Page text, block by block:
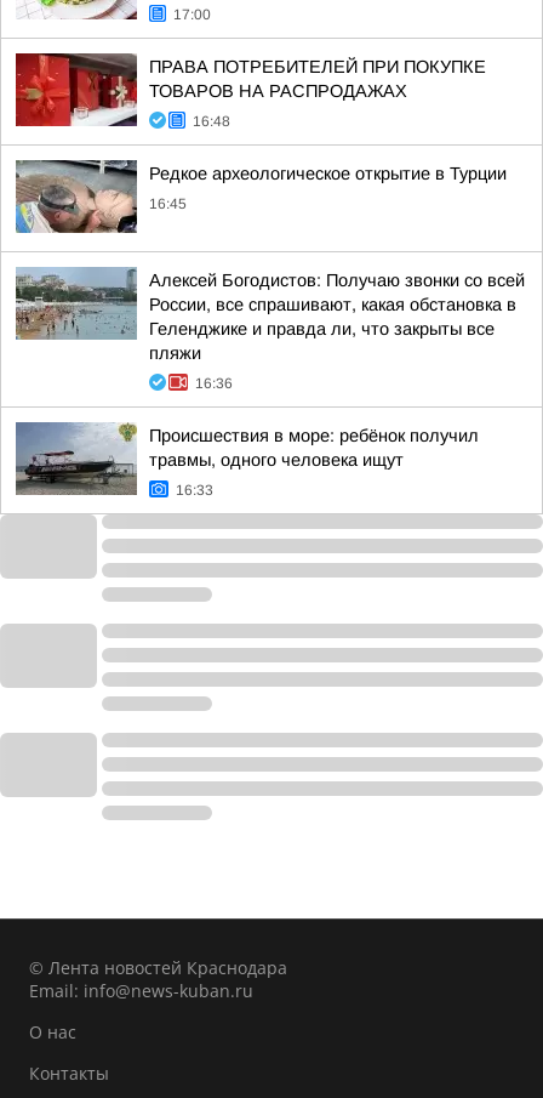
17:00
ПРАВА ПОТРЕБИТЕЛЕЙ ПРИ ПОКУПКЕ
ТОВАРОВ НА РАСПРОДАЖАХ
16:48
Редкое археологическое открытие в Турции
16:45
Алексей Богодистов: Получаю звонки со всей
России, все спрашивают, какая обстановка в
Геленджике и правда ли, что закрыты все
пляжи
16:36
Происшествия в море: ребёнок получил
травмы, одного человека ищут
16:33
© Лента новостей Краснодара
Email: info@news-kuban.ru
О нас
Контакты